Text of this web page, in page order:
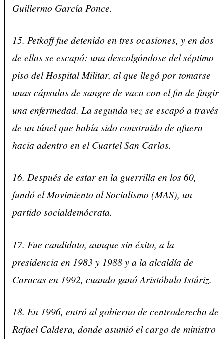
Guillermo García Ponce.
15. Petkoff fue detenido en tres ocasiones, y en dos
de ellas se escapó: una descolgándose del séptimo
piso del Hospital Militar, al que llegó por tomarse
unas cápsulas de sangre de vaca con el fin de fingir
una enfermedad. La segunda vez se escapó a través
de un túnel que había sido construido de afuera
hacia adentro en el Cuartel San Carlos.
16. Después de estar en la guerrilla en los 60,
fundó el Movimiento al Socialismo (MAS), un
partido socialdemócrata.
17. Fue candidato, aunque sin éxito, a la
presidencia en 1983 y 1988 y a la alcaldía de
Caracas en 1992, cuando ganó Aristóbulo Istúriz.
18. En 1996, entró al gobierno de centroderecha de
Rafael Caldera, donde asumió el cargo de ministro